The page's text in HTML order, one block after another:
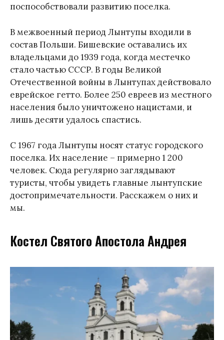
поспособствовали развитию поселка.
В межвоенный период Лынтупы входили в
состав Польши. Бишевские оставались их
владельцами до 1939 года, когда местечко
стало частью СССР. В годы Великой
Отечественной войны в Лынтупах действовало
еврейское гетто. Более 250 евреев из местного
населения было уничтожено нацистами, и
лишь десяти удалось спастись.
С 1967 года Лынтупы носят статус городского
поселка. Их население – примерно 1 200
человек. Сюда регулярно заглядывают
туристы, чтобы увидеть главные лынтупские
достопримечательности. Расскажем о них и
мы.
Костел Святого Апостола Андрея